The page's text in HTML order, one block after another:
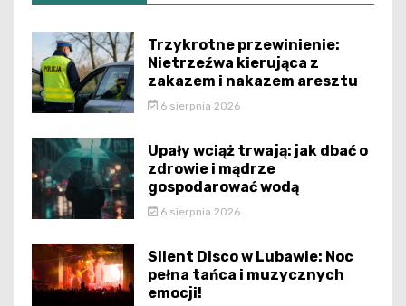
Trzykrotne przewinienie:
Nietrzeźwa kierująca z
zakazem i nakazem aresztu
6 sierpnia 2026
Upały wciąż trwają: jak dbać o
zdrowie i mądrze
gospodarować wodą
6 sierpnia 2026
Silent Disco w Lubawie: Noc
pełna tańca i muzycznych
emocji!